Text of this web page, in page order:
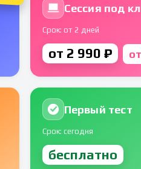
Сессия под
Срок: от 2 дней
от 2 990 ₽
Первый тест
Срок: сегодня
бесплатно